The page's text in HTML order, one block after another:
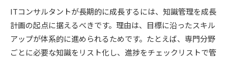
ITコンサルタントが長期的に成長するには、知識管理を成長
計画の起点に据えるべきです。理由は、目標に沿ったスキル
アップが体系的に進められるためです。たとえば、専門分野
ごとに必要な知識をリスト化し、進捗をチェックリストで管